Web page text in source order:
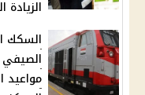
السكك
مواعيد